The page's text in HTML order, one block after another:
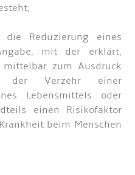
Reduzierung eines
mit der erklärt,
zum Ausdruck
der Verzehr einer
Lebensmittels oder
einen Risikofaktor
beim Menschen